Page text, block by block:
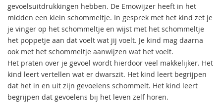
gevoelsuitdrukkingen hebben. De Emowijzer heeft in het
midden een klein schommeltje. In gesprek met het kind zet je
je vinger op het schommeltje en wijst met het schommeltje
het poppetje aan dat voelt wat jij voelt. Je kind mag daarna
ook met het schommeltje aanwijzen wat het voelt.
Het praten over je gevoel wordt hierdoor veel makkelijker. Het
kind leert vertellen wat er dwarszit. Het kind leert begrijpen
dat het in en uit zijn gevoelens schommelt. Het kind leert
begrijpen dat gevoelens bij het leven zelf horen.